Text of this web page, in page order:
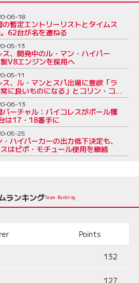
暫定エントリーリストとタイムス
62台が名を連ねる
06-18
、開発中のル・マン・ハイパー
V8エンジンを採用へ
05-13
、ル・マンとスパ出場に意欲「ラ
に良いものになる」とコリン・コレ
05-11
ーチャル：バイコレスがポール獲
は17・18番手に
06-13
ハイパーカーの出力低下決定も、
はピポ・モチュール使用を継続
05-25
ランキングTeam Ranking
Points
132
127